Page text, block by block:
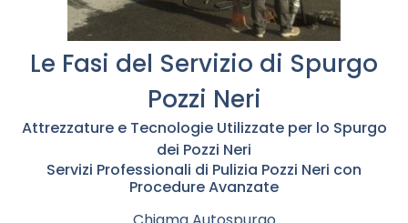
Le Fasi del Servizio di Spurgo
Pozzi Neri
Attrezzature e Tecnologie Utilizzate per lo Spurgo
dei Pozzi Neri
Servizi Professionali di Pulizia Pozzi Neri con
Procedure Avanzate